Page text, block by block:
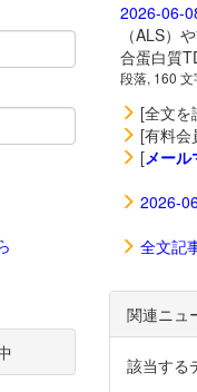
2026-06-
（ALS）
合蛋白質
段落, 160 文
[全文を
[有料会
[メール
2026-
全文記
関連ニュ
該当する